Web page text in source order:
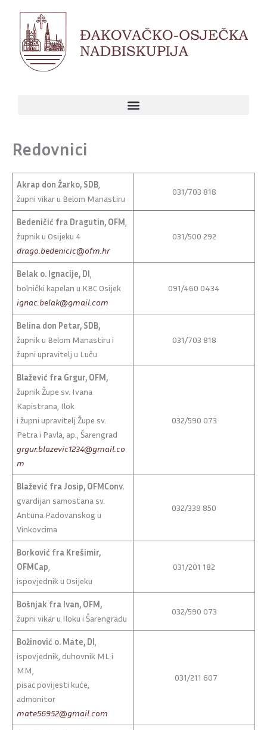
content
Redovnici
Akrap don Žarko, SDB
župni vikar u Belom Manastiru
031/703 818
Bedeničić fra Dragutin, OFM
župnik u Osijeku 4
drago.bedenicic@ofm.hr
031/500 292
Belak o. Ignacije, DI
bolnički kapelan u KBC Osijek
ignac.belak@gmail.com
091/460 0434
Belina don Petar, SDB,
župnik u Belom Manastiru i
župni upravitelj u Luču
031/703 818
Blažević fra Grgur, OFM,
župnik Župe sv. Ivana
Kapistrana, Ilok
i župni upravitelj Župe sv.
Petra i Pavla, ap., Šarengrad
grgur.blazevic1234@gmail.co
m
032/590 073
Blažević fra Josip, OFMConv.
gvardijan samostana sv.
Antuna Padovanskog u
Vinkovcima
032/339 850
Borković fra Krešimir,
OFMCap
ispovjednik u Osijeku
031/201 182
Bošnjak fra Ivan, OFM,
župni vikar u Iloku i Šarengradu
032/590 073
Božinović o. Mate, DI
ispovjednik, duhovnik ML i
MM,
pisac povijesti kuće,
admonitor
mate56952@gmail.com
031/211 607